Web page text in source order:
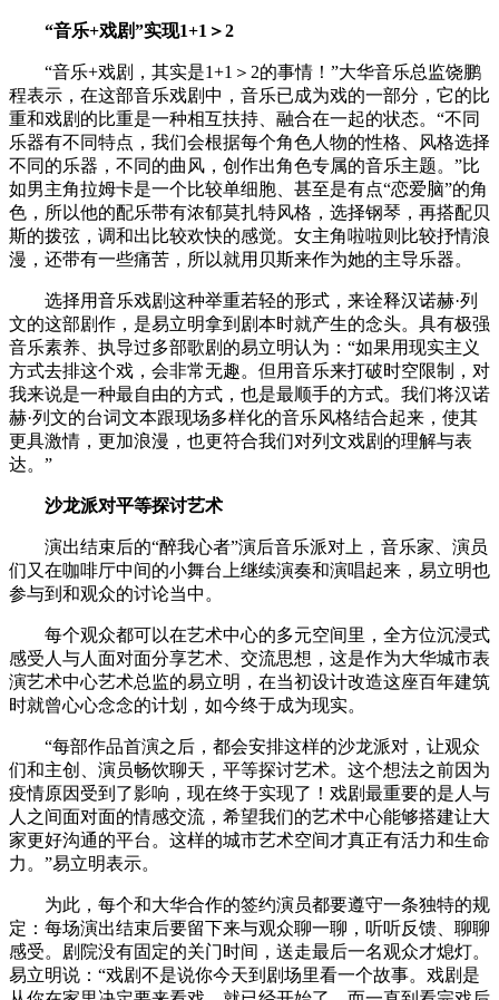
“音乐+戏剧”实现1+1＞2
“音乐+戏剧，其实是1+1＞2的事情！”大华音乐总监饶鹏
程表示，在这部音乐戏剧中，音乐已成为戏的一部分，它的比
重和戏剧的比重是一种相互扶持、融合在一起的状态。“不同
乐器有不同特点，我们会根据每个角色人物的性格、风格选择
不同的乐器，不同的曲风，创作出角色专属的音乐主题。”比
如男主角拉姆卡是一个比较单细胞、甚至是有点“恋爱脑”的角
色，所以他的配乐带有浓郁莫扎特风格，选择钢琴，再搭配贝
斯的拨弦，调和出比较欢快的感觉。女主角啦啦则比较抒情浪
漫，还带有一些痛苦，所以就用贝斯来作为她的主导乐器。
选择用音乐戏剧这种举重若轻的形式，来诠释汉诺赫·列
文的这部剧作，是易立明拿到剧本时就产生的念头。具有极强
音乐素养、执导过多部歌剧的易立明认为：“如果用现实主义
方式去排这个戏，会非常无趣。但用音乐来打破时空限制，对
我来说是一种最自由的方式，也是最顺手的方式。我们将汉诺
赫·列文的台词文本跟现场多样化的音乐风格结合起来，使其
更具激情，更加浪漫，也更符合我们对列文戏剧的理解与表
达。”
沙龙派对平等探讨艺术
演出结束后的“醉我心者”演后音乐派对上，音乐家、演员
们又在咖啡厅中间的小舞台上继续演奏和演唱起来，易立明也
参与到和观众的讨论当中。
每个观众都可以在艺术中心的多元空间里，全方位沉浸式
感受人与人面对面分享艺术、交流思想，这是作为大华城市表
演艺术中心艺术总监的易立明，在当初设计改造这座百年建筑
时就曾心心念念的计划，如今终于成为现实。
“每部作品首演之后，都会安排这样的沙龙派对，让观众
们和主创、演员畅饮聊天，平等探讨艺术。这个想法之前因为
疫情原因受到了影响，现在终于实现了！戏剧最重要的是人与
人之间面对面的情感交流，希望我们的艺术中心能够搭建让大
家更好沟通的平台。这样的城市艺术空间才真正有活力和生命
力。”易立明表示。
为此，每个和大华合作的签约演员都要遵守一条独特的规
定：每场演出结束后要留下来与观众聊一聊，听听反馈、聊聊
感受。剧院没有固定的关门时间，送走最后一名观众才熄灯。
易立明说：“戏剧不是说你今天到剧场里看一个故事。戏剧是